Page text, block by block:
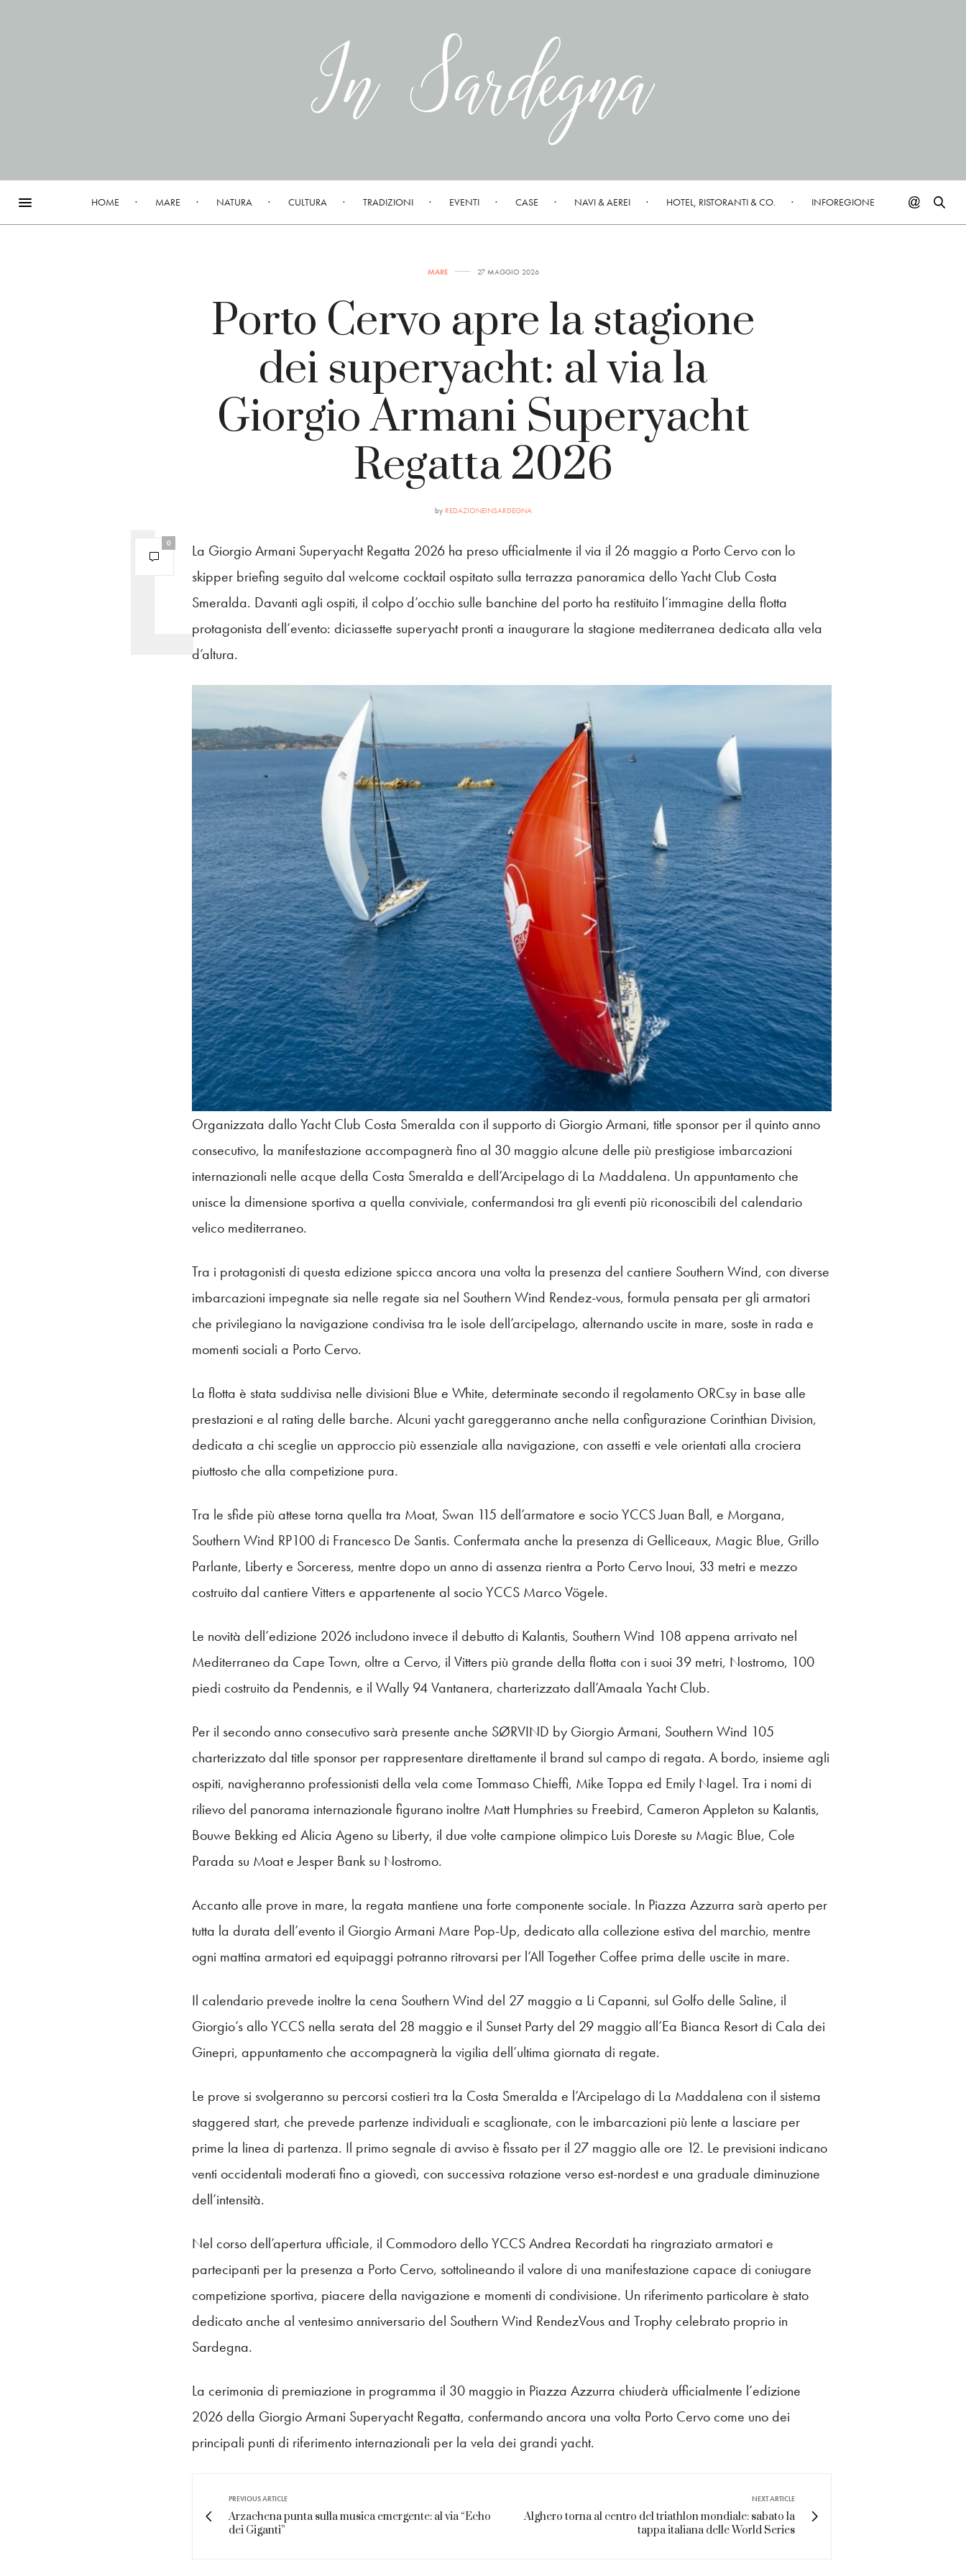
HOME MARE NATURA CULTURA TRADIZIONI EVENTI CASE NAVI & AEREI HOTEL, RISTORANTI & CO. INFOREGIONE
MARE 27 MAGGIO 2026
Porto Cervo apre la stagione
dei superyacht: al via la
Giorgio Armani Superyacht
Regatta 2026
by REDAZIONEINSARDEGNA
0
La Giorgio Armani Superyacht Regatta 2026 ha preso ufficialmente il via il 26 maggio a Porto Cervo con lo
skipper briefing seguito dal welcome cocktail ospitato sulla terrazza panoramica dello Yacht Club Costa
Smeralda. Davanti agli ospiti, il colpo d’occhio sulle banchine del porto ha restituito l’immagine della flotta
protagonista dell’evento: diciassette superyacht pronti a inaugurare la stagione mediterranea dedicata alla vela
d’altura.
Organizzata dallo Yacht Club Costa Smeralda con il supporto di Giorgio Armani, title sponsor per il quinto anno
consecutivo, la manifestazione accompagnerà fino al 30 maggio alcune delle più prestigiose imbarcazioni
internazionali nelle acque della Costa Smeralda e dell’Arcipelago di La Maddalena. Un appuntamento che
unisce la dimensione sportiva a quella conviviale, confermandosi tra gli eventi più riconoscibili del calendario
velico mediterraneo.
Tra i protagonisti di questa edizione spicca ancora una volta la presenza del cantiere Southern Wind, con diverse
imbarcazioni impegnate sia nelle regate sia nel Southern Wind Rendez-vous, formula pensata per gli armatori
che privilegiano la navigazione condivisa tra le isole dell’arcipelago, alternando uscite in mare, soste in rada e
momenti sociali a Porto Cervo.
La flotta è stata suddivisa nelle divisioni Blue e White, determinate secondo il regolamento ORCsy in base alle
prestazioni e al rating delle barche. Alcuni yacht gareggeranno anche nella configurazione Corinthian Division,
dedicata a chi sceglie un approccio più essenziale alla navigazione, con assetti e vele orientati alla crociera
piuttosto che alla competizione pura.
Tra le sfide più attese torna quella tra Moat, Swan 115 dell’armatore e socio YCCS Juan Ball, e Morgana,
Southern Wind RP100 di Francesco De Santis. Confermata anche la presenza di Gelliceaux, Magic Blue, Grillo
Parlante, Liberty e Sorceress, mentre dopo un anno di assenza rientra a Porto Cervo Inoui, 33 metri e mezzo
costruito dal cantiere Vitters e appartenente al socio YCCS Marco Vögele.
Le novità dell’edizione 2026 includono invece il debutto di Kalantis, Southern Wind 108 appena arrivato nel
Mediterraneo da Cape Town, oltre a Cervo, il Vitters più grande della flotta con i suoi 39 metri, Nostromo, 100
piedi costruito da Pendennis, e il Wally 94 Vantanera, charterizzato dall’Amaala Yacht Club.
Per il secondo anno consecutivo sarà presente anche SØRVIND by Giorgio Armani, Southern Wind 105
charterizzato dal title sponsor per rappresentare direttamente il brand sul campo di regata. A bordo, insieme agli
ospiti, navigheranno professionisti della vela come Tommaso Chieffi, Mike Toppa ed Emily Nagel. Tra i nomi di
rilievo del panorama internazionale figurano inoltre Matt Humphries su Freebird, Cameron Appleton su Kalantis,
Bouwe Bekking ed Alicia Ageno su Liberty, il due volte campione olimpico Luis Doreste su Magic Blue, Cole
Parada su Moat e Jesper Bank su Nostromo.
Accanto alle prove in mare, la regata mantiene una forte componente sociale. In Piazza Azzurra sarà aperto per
tutta la durata dell’evento il Giorgio Armani Mare Pop-Up, dedicato alla collezione estiva del marchio, mentre
ogni mattina armatori ed equipaggi potranno ritrovarsi per l’All Together Coffee prima delle uscite in mare.
Il calendario prevede inoltre la cena Southern Wind del 27 maggio a Li Capanni, sul Golfo delle Saline, il
Giorgio’s allo YCCS nella serata del 28 maggio e il Sunset Party del 29 maggio all’Ea Bianca Resort di Cala dei
Ginepri, appuntamento che accompagnerà la vigilia dell’ultima giornata di regate.
Le prove si svolgeranno su percorsi costieri tra la Costa Smeralda e l’Arcipelago di La Maddalena con il sistema
staggered start, che prevede partenze individuali e scaglionate, con le imbarcazioni più lente a lasciare per
prime la linea di partenza. Il primo segnale di avviso è fissato per il 27 maggio alle ore 12. Le previsioni indicano
venti occidentali moderati fino a giovedì, con successiva rotazione verso est-nordest e una graduale diminuzione
dell’intensità.
Nel corso dell’apertura ufficiale, il Commodoro dello YCCS Andrea Recordati ha ringraziato armatori e
partecipanti per la presenza a Porto Cervo, sottolineando il valore di una manifestazione capace di coniugare
competizione sportiva, piacere della navigazione e momenti di condivisione. Un riferimento particolare è stato
dedicato anche al ventesimo anniversario del Southern Wind RendezVous and Trophy celebrato proprio in
Sardegna.
La cerimonia di premiazione in programma il 30 maggio in Piazza Azzurra chiuderà ufficialmente l’edizione
2026 della Giorgio Armani Superyacht Regatta, confermando ancora una volta Porto Cervo come uno dei
principali punti di riferimento internazionali per la vela dei grandi yacht.
PREVIOUS ARTICLE
Arzachena punta sulla musica emergente: al via “Echo
dei Giganti”
NEXT ARTICLE
Alghero torna al centro del triathlon mondiale: sabato la
tappa italiana delle World Series